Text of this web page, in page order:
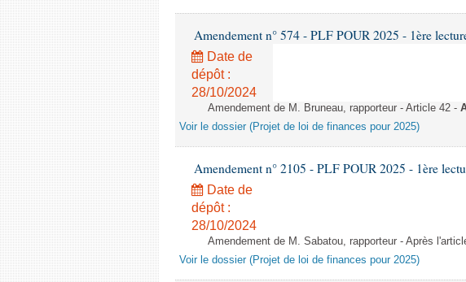
Amendement n° 574 - PLF POUR 2025 - 1ère
Date de
dépôt :
28/10/2024
Amendement de M. Bruneau, rapporteur - Article 42 -
Voir le dossier (Projet de loi de finances pour 2025)
Amendement n° 2105 - PLF POUR 2025 - 1ère
Date de
dépôt :
28/10/2024
Amendement de M. Sabatou, rapporteur - Après
Voir le dossier (Projet de loi de finances pour 2025)